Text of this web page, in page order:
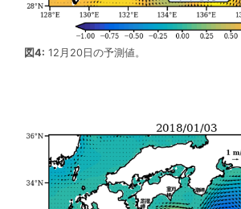
図4: 12月20日の予測値。